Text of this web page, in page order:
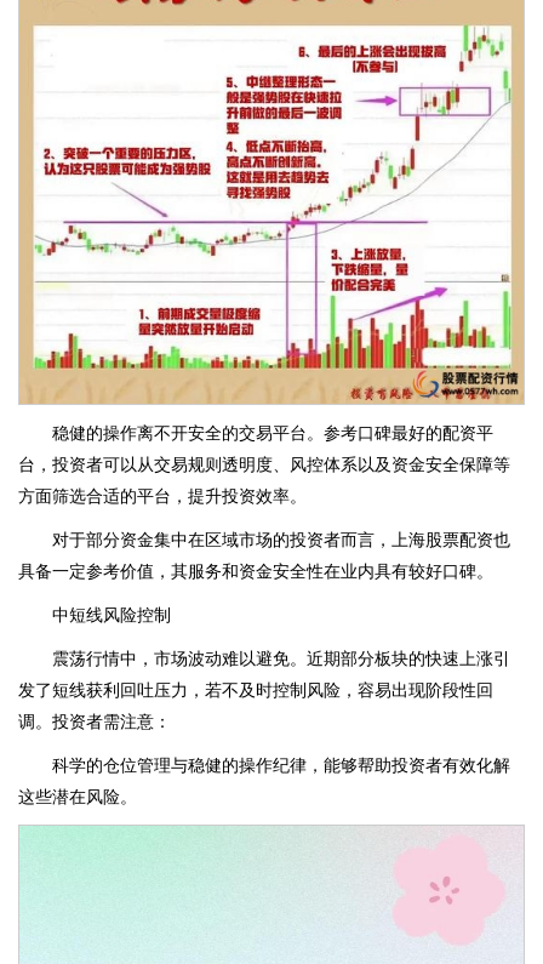
稳健的操作离不开安全的交易平台。参考口碑最好的配资平
台，投资者可以从交易规则透明度、风控体系以及资金安全保障等
方面筛选合适的平台，提升投资效率。
对于部分资金集中在区域市场的投资者而言，上海股票配资也
具备一定参考价值，其服务和资金安全性在业内具有较好口碑。
中短线风险控制
震荡行情中，市场波动难以避免。近期部分板块的快速上涨引
发了短线获利回吐压力，若不及时控制风险，容易出现阶段性回
调。投资者需注意：
科学的仓位管理与稳健的操作纪律，能够帮助投资者有效化解
这些潜在风险。